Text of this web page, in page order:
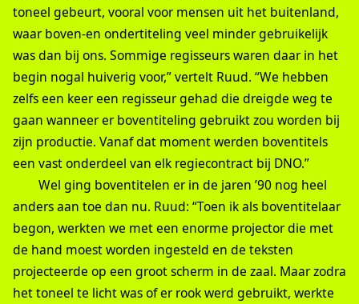
toneel gebeurt, vooral voor mensen uit het buitenland,
waar boven-en ondertiteling veel minder gebruikelijk
was dan bij ons. Sommige regisseurs waren daar in het
begin nogal huiverig voor,” vertelt Ruud. “We hebben
zelfs een keer een regisseur gehad die dreigde weg te
gaan wanneer er boventiteling gebruikt zou worden bij
zijn productie. Vanaf dat moment werden boventitels
een vast onderdeel van elk regiecontract bij DNO.”
Wel ging boventitelen er in de jaren ’90 nog heel
anders aan toe dan nu. Ruud: “Toen ik als boventitelaar
begon, werkten we met een enorme projector die met
de hand moest worden ingesteld en de teksten
projecteerde op een groot scherm in de zaal. Maar zodra
het toneel te licht was of er rook werd gebruikt, werkte